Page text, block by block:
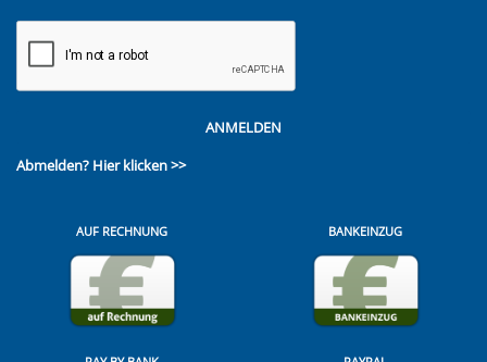
ANMELDEN
Abmelden? Hier klicken >>
AUF RECHNUNG BANKEINZUG